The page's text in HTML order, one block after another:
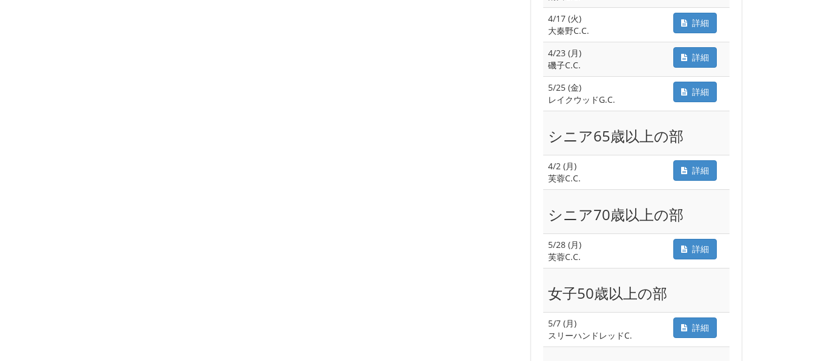
4/17 (火)
大秦野C.C.
詳細
4/23 (月)
磯子C.C.
詳細
5/25 (金)
レイクウッドG.C.
詳細
シニア65歳以上の部
4/2 (月)
芙蓉C.C.
詳細
シニア70歳以上の部
5/28 (月)
芙蓉C.C.
詳細
女子50歳以上の部
5/7 (月)
スリーハンドレッドC.
詳細